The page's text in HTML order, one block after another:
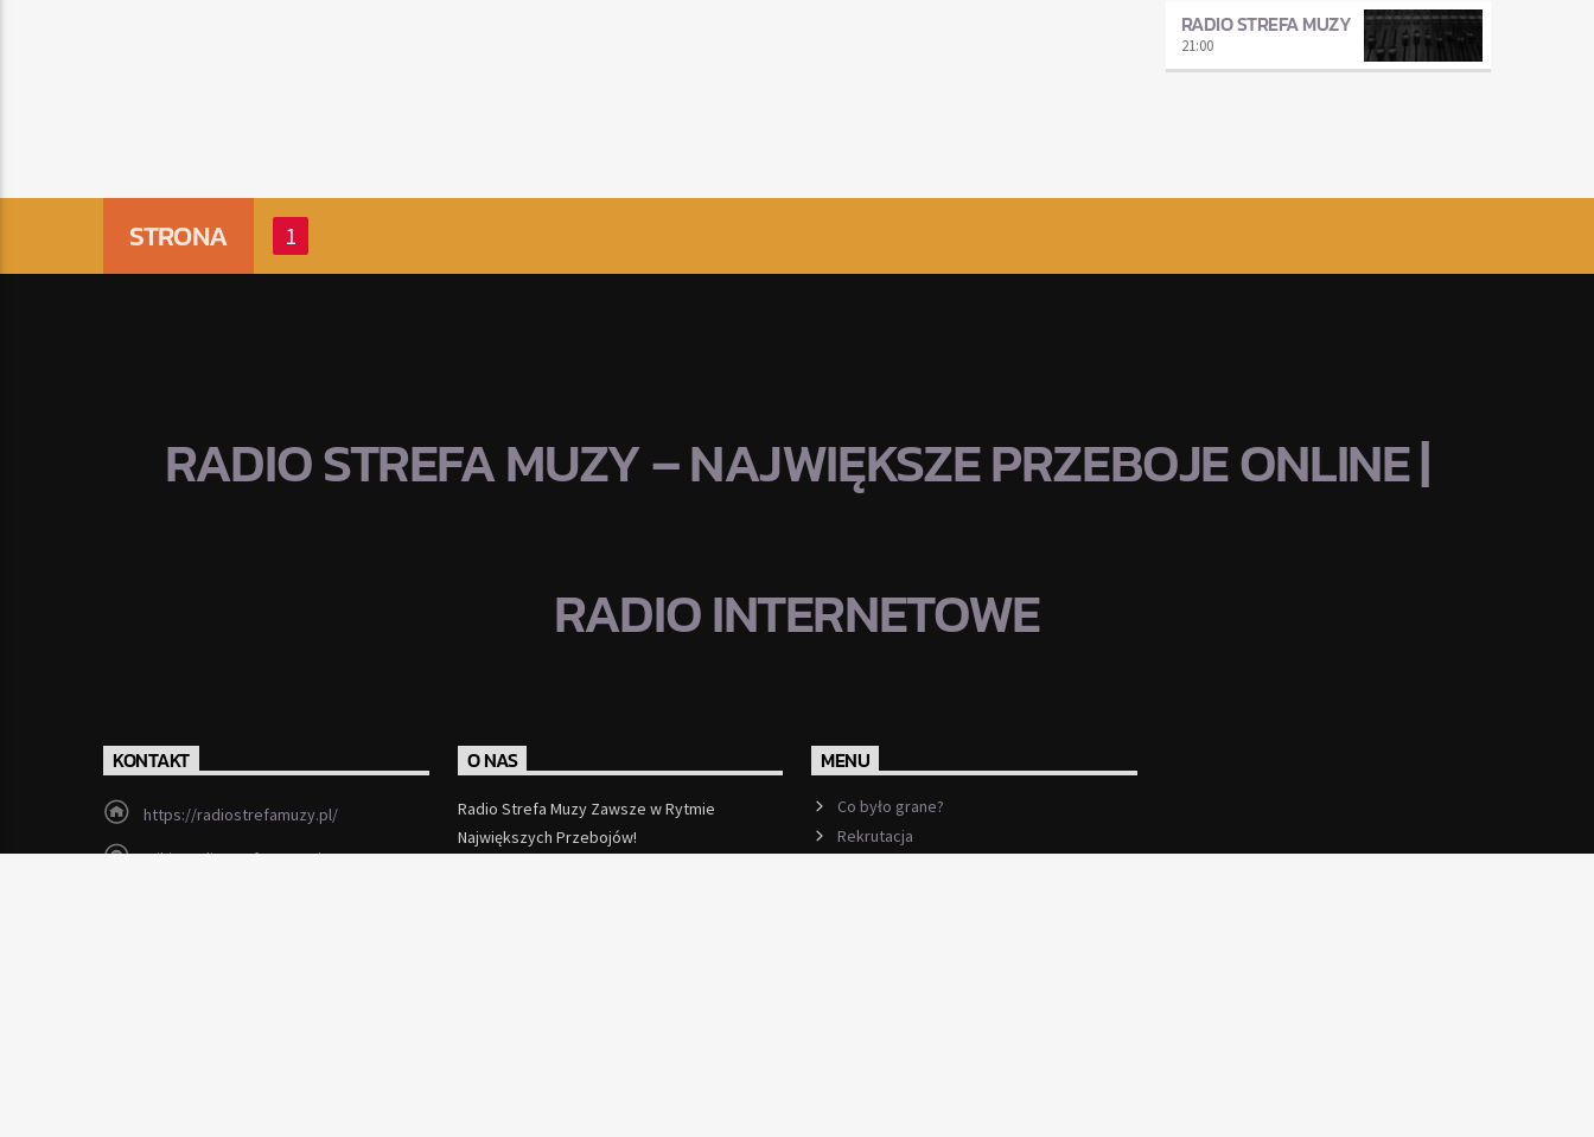
RADIO STREFA MUZY
21:00
STRONA 1
RADIO STREFA MUZY – NAJWIĘKSZE PRZEBOJE ONLINE |
RADIO INTERNETOWE
KONTAKT
https://radiostrefamuzy.pl/
miki@radiostrefamuzy.pl
O NAS
Radio Strefa Muzy Zawsze w Rytmie
Największych Przebojów!
MENU
Co było grane?
Rekrutacja